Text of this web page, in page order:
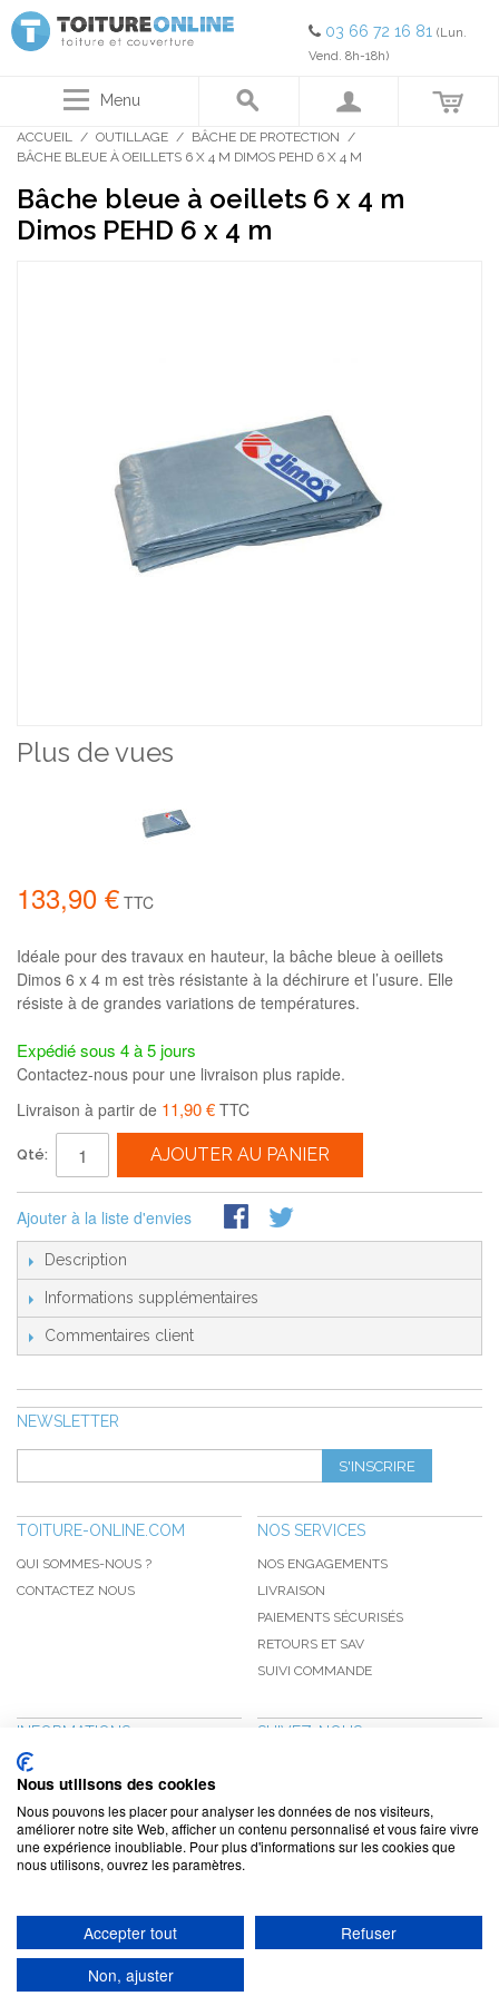
03 66 72 16 81 (Lun.
Vend. 8h-18h)
Menu
ACCUEIL / OUTILLAGE / BÂCHE DE PROTECTION /
BÂCHE BLEUE À OEILLETS 6 X 4 M DIMOS PEHD 6 X 4 M
Bâche bleue à oeillets 6 x 4 m
Dimos PEHD 6 x 4 m
Plus de vues
133,90 € TTC
Idéale pour des travaux en hauteur, la bâche bleue à oeillets
Dimos 6 x 4 m est très résistante à la déchirure et l’usure. Elle
résiste à de grandes variations de températures.
Expédié sous 4 à 5 jours
Contactez-nous pour une livraison plus rapide.
Livraison à partir de 11,90 € TTC
Qté: AJOUTER AU PANIER
Ajouter à la liste d'envies
Description
Informations supplémentaires
Commentaires client
NEWSLETTER
S'INSCRIRE
TOITURE-ONLINE.COM
QUI SOMMES-NOUS ?
CONTACTEZ NOUS
NOS SERVICES
NOS ENGAGEMENTS
LIVRAISON
PAIEMENTS SÉCURISÉS
RETOURS ET SAV
SUIVI COMMANDE
INFORMATIONS
NOUVEAUTÉS
PROMOTIONS
CGV
CONFIDENTIALITÉ
MENTIONS LÉGALES
SUIVEZ-NOUS
NOTRE BLOG
www.toiture-online.com © 2010-2026 / Agymat SARL
Nous utilisons des cookies
Nous pouvons les placer pour analyser les données de nos visiteurs,
améliorer notre site Web, afficher un contenu personnalisé et vous faire vivre
une expérience inoubliable. Pour plus d'informations sur les cookies que
nous utilisons, ouvrez les paramètres.
Accepter tout
Refuser
Non, ajuster